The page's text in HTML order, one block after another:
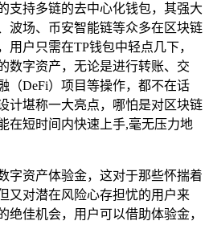
支持多链的去中心化钱包，其强大
波场、币安智能链等众多在区块链
用户只需在TP钱包中轻点几下，
数字资产，无论是进行转账、交
（DeFi）项目等操作，都不在话
计堪称一大亮点，哪怕是对区块链
在短时间内快速上手,毫无压力地
字资产体验金，这对于那些怀揣着
又对潜在风险心存担忧的用户来
绝佳机会，用户可以借助体验金，